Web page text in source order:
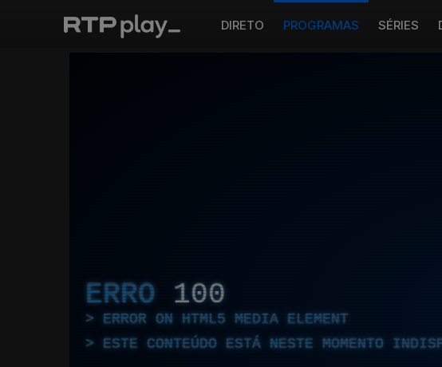
DIRETO PROGRAMAS SÉRIES
ERRO 100
ERROR ON HTML5 MEDIA ELEMENT
ESTE CONTEÚDO ESTÁ NESTE MOMENTO